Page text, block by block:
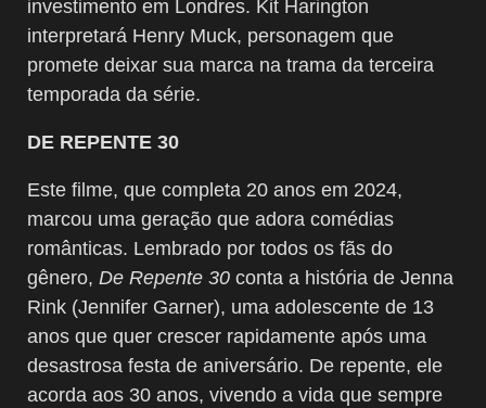
investimento em Londres. Kit Harington
interpretará Henry Muck, personagem que
promete deixar sua marca na trama da terceira
temporada da série.
DE REPENTE 30
Este filme, que completa 20 anos em 2024,
marcou uma geração que adora comédias
românticas. Lembrado por todos os fãs do
gênero, De Repente 30 conta a história de Jenna
Rink (Jennifer Garner), uma adolescente de 13
anos que quer crescer rapidamente após uma
desastrosa festa de aniversário. De repente, ele
acorda aos 30 anos, vivendo a vida que sempre